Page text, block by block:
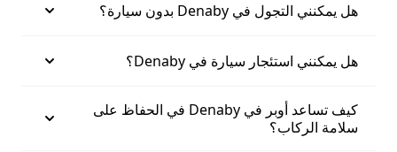
هل يمكنني التجول في Denaby بدون سيارة؟
هل يمكنني استئجار سيارة في Denaby؟
كيف تساعد أوبر في Denaby في الحفاظ على
سلامة الركاب؟